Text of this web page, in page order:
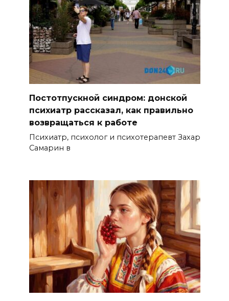
Постотпускной синдром: донской
психиатр рассказал, как правильно
возвращаться к работе
Психиатр, психолог и психотерапевт Захар
Самарин в